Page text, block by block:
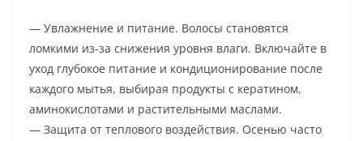
— Увлажнение и питание. Волосы становятся
ломкими из-за снижения уровня влаги. Включайте в
уход глубокое питание и кондиционирование после
каждого мытья, выбирая продукты с кератином,
аминокислотами и растительными маслами.
— Защита от теплового воздействия. Осенью часто